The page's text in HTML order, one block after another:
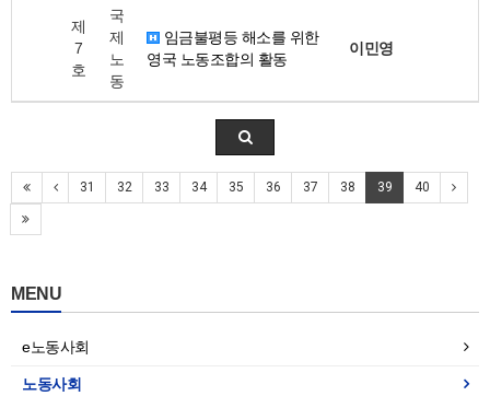
제
7
호
국
제
노
동
임금불평등 해소를 위한
영국 노동조합의 활동
이민영
31 32 33 34 35 36 37 38 39 40
MENU
e노동사회
노동사회